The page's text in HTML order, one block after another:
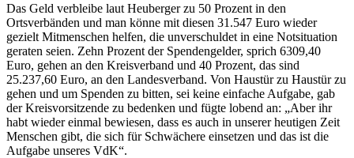
Das Geld verbleibe laut Heuberger zu 50 Prozent in den
Ortsverbänden und man könne mit diesen 31.547 Euro wieder
gezielt Mitmenschen helfen, die unverschuldet in eine Notsituation
geraten seien. Zehn Prozent der Spendengelder, sprich 6309,40
Euro, gehen an den Kreisverband und 40 Prozent, das sind
25.237,60 Euro, an den Landesverband. Von Haustür zu Haustür zu
gehen und um Spenden zu bitten, sei keine einfache Aufgabe, gab
der Kreisvorsitzende zu bedenken und fügte lobend an: „Aber ihr
habt wieder einmal bewiesen, dass es auch in unserer heutigen Zeit
Menschen gibt, die sich für Schwächere einsetzen und das ist die
Aufgabe unseres VdK“.